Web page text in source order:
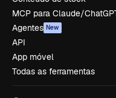
MCP para Claude/
Agentes New
API
App móvel
Todas as ferramentas